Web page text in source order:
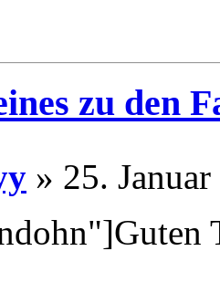
zu den
» 25.